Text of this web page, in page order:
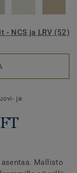
- NCS ja LRV (52)
ja
Mallisto